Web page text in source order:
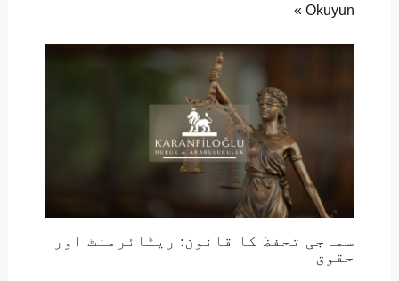
Okuyun »
سماجی تحفظ کا قانون: ریٹائرمنٹ اور
حقوق